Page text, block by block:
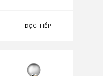
ĐỌC TIẾP